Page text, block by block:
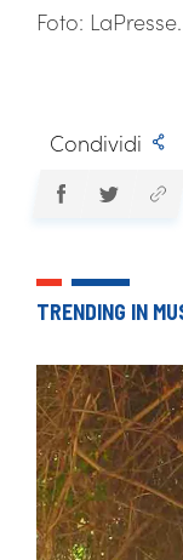
Foto: LaPresse.
Condividi
TRENDING IN